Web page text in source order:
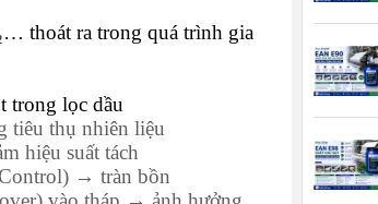
thoát ra trong quá trình gia
trong lọc dầu
tiêu thụ nhiên liệu
hiệu suất tách
→ tràn bồn